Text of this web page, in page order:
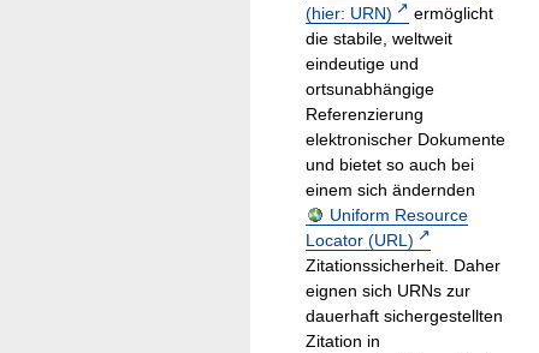
(hier: URN)
ermöglicht
die stabile, weltweit
eindeutige und
ortsunabhängige
Referenzierung
elektronischer Dokumente
und bietet so auch bei
einem sich ändernden
Uniform Resource
Locator (URL)
Zitationssicherheit. Daher
eignen sich URNs zur
dauerhaft sichergestellten
Zitation in